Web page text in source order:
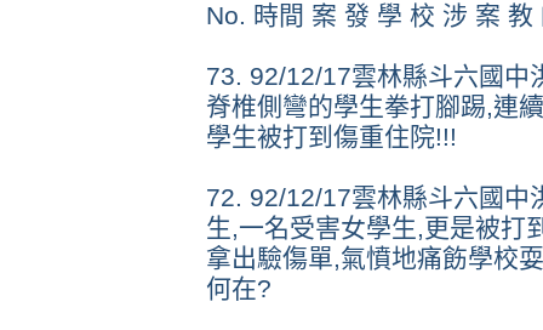
No. 時間 案 發 學 校 涉 案
73. 92/12/17雲林縣斗六國中
脊椎側彎的學生拳打腳踢,連
學生被打到傷重住院!!!
72. 92/12/17雲林縣斗六國中
生,一名受害女學生,更是被打
拿出驗傷單,氣憤地痛飭學校
何在?